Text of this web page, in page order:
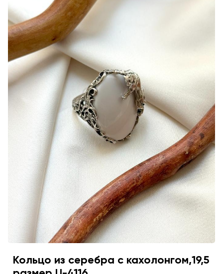
Кольцо из серебра с кахолонгом,19,5